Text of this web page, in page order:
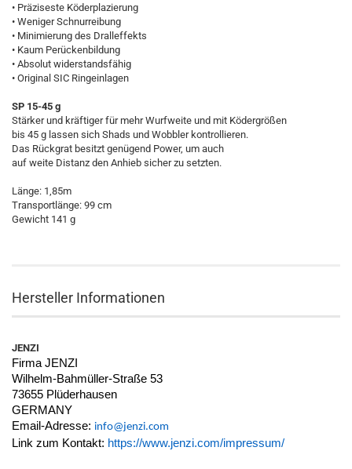
• Präziseste Köderplazierung
• Weniger Schnurreibung
• Minimierung des Dralleffekts
• Kaum Perückenbildung
• Absolut widerstandsfähig
• Original SIC Ringeinlagen
SP 15-45 g
Stärker und kräftiger für mehr Wurfweite und mit Ködergrößen
bis 45 g lassen sich Shads und Wobbler kontrollieren.
Das Rückgrat besitzt genügend Power, um auch
auf weite Distanz den Anhieb sicher zu setzten.
Länge: 1,85m
Transportlänge: 99 cm
Gewicht 141 g
Hersteller Informationen
JENZI
Firma JENZI
Wilhelm-Bahmüller-Straße 53
73655 Plüderhausen
GERMANY
Email-Adresse: info@jenzi.com
Link zum Kontakt: https://www.jenzi.com/impressum/